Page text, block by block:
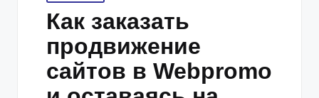
in
Как заказать
продвижение
сайтов в Webpromo